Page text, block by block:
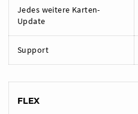
Jedes weitere Karten-
Update
Support
FLEX